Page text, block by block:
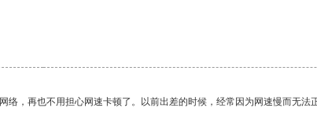
，再也不用担心网速卡顿了。以前出差的时候，经常因为网速慢而无法